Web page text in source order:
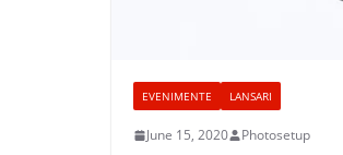
EVENIMENTE LANSARI
June 15, 2020 Photosetup